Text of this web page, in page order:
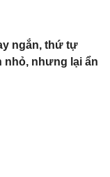
ngắn, thứ tự
nhỏ, nhưng lại ẩn